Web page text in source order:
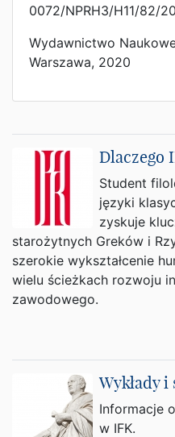
0072/NPRH3/H11/82/
Wydawnictwo
Warszawa, 2020
Dlaczego
Student
języki
zyskuje
starożytnych Greków i
szerokie wykształcenie
wielu ścieżkach rozwoju
zawodowego.
Wykłady
Informacje
w IFK.